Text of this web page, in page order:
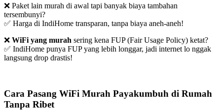
❌ Paket lain murah di awal tapi banyak biaya tambahan
tersembunyi?
✅ Harga di IndiHome transparan, tanpa biaya aneh-aneh!
❌ WiFi yang murah sering kena FUP (Fair Usage Policy) ketat?
✅ IndiHome punya FUP yang lebih longgar, jadi internet lo nggak
langsung drop drastis!
Cara Pasang WiFi Murah Payakumbuh di Rumah
Tanpa Ribet